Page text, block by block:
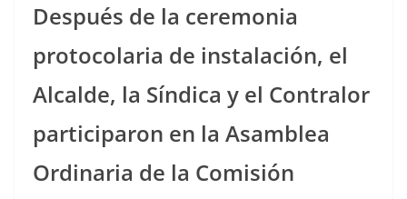
Después de la ceremonia
protocolaria de instalación, el
Alcalde, la Síndica y el Contralor
participaron en la Asamblea
Ordinaria de la Comisión